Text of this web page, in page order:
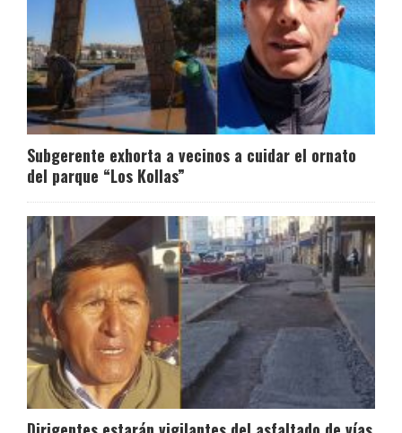
Subgerente exhorta a vecinos a cuidar el ornato
del parque “Los Kollas”